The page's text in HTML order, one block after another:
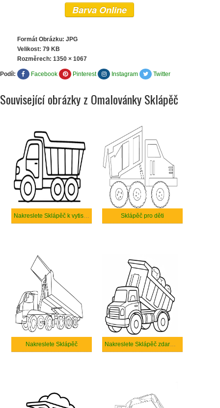
Barva Online
Formát Obrázku: JPG
Velikost: 79 KB
Rozměrech: 1350 × 1067
Podíl: Facebook Pinterest Instagram Twitter
Související obrázky z Omalovánky Sklápěč
Nakreslete Sklápěč k vytisknutí Sklápěč pro děti
Nakreslete Sklápěč Nakreslete Sklápěč zdarma pro děti